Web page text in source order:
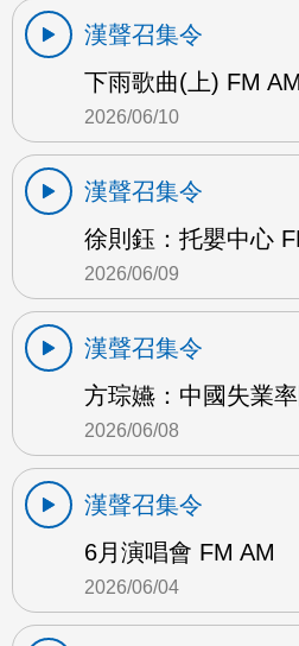
漢聲召集令
下雨歌曲(上) FM AM
2026/06/10
漢聲召集令
徐則鈺：托嬰中心
2026/06/09
漢聲召集令
方琮嬿：中國失業
2026/06/08
漢聲召集令
6月演唱會 FM AM
2026/06/04